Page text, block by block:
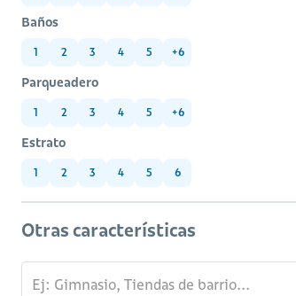
Baños
1 2 3 4 5 +6
Parqueadero
1 2 3 4 5 +6
Estrato
1 2 3 4 5 6
Otras características